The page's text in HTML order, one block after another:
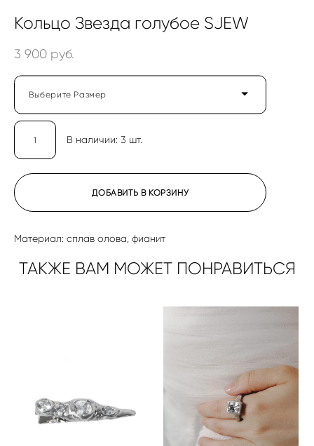
Кольцо Звезда голубое SJEW
3 900 pуб.
Выберите Размер
В наличии: 3 шт.
ДОБАВИТЬ В КОРЗИНУ
Материал: сплав олова, фианит
ТАКЖЕ ВАМ МОЖЕТ ПОНРАВИТЬСЯ